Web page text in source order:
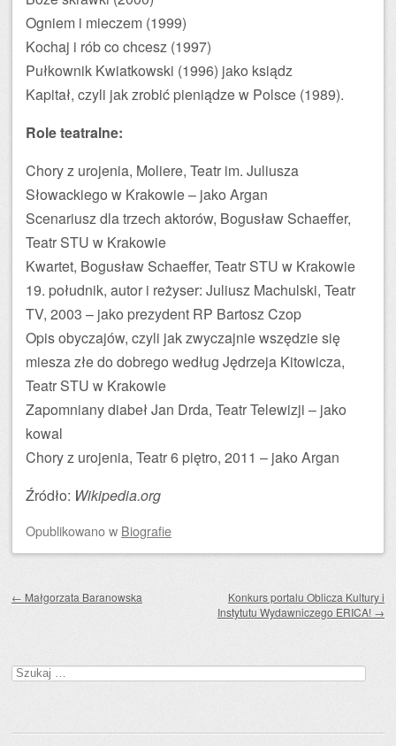
Ogniem i mieczem (1999)
Kochaj i rób co chcesz (1997)
Pułkownik Kwiatkowski (1996) jako ksiądz
Kapitał, czyli jak zrobić pieniądze w Polsce (1989).
Role teatralne:
Chory z urojenia, Moliere, Teatr im. Juliusza
Słowackiego w Krakowie – jako Argan
Scenariusz dla trzech aktorów, Bogusław Schaeffer,
Teatr STU w Krakowie
Kwartet, Bogusław Schaeffer, Teatr STU w Krakowie
19. południk, autor i reżyser: Juliusz Machulski, Teatr
TV, 2003 – jako prezydent RP Bartosz Czop
Opis obyczajów, czyli jak zwyczajnie wszędzie się
miesza złe do dobrego według Jędrzeja Kitowicza,
Teatr STU w Krakowie
Zapomniany diabeł Jan Drda, Teatr Telewizji – jako
kowal
Chory z urojenia, Teatr 6 piętro, 2011 – jako Argan
Źródło: Wikipedia.org
Opublikowanow Biografie
← Małgorzata Baranowska
Konkurs portalu Oblicza Kultury i
Instytutu Wydawniczego ERICA! →
Szukaj: